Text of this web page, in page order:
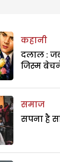
कहानी
दलाल :
जिस्म
समाज
सपना है